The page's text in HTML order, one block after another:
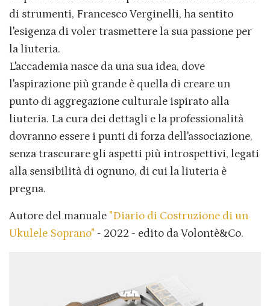
di strumenti, Francesco Verginelli, ha sentito
l'esigenza di voler trasmettere la sua passione per
la liuteria.
L'accademia nasce da una sua idea, dove
l'aspirazione più grande è quella di creare un
punto di aggregazione culturale ispirato alla
liuteria. La cura dei dettagli e la professionalità
dovranno essere i punti di forza dell'associazione,
senza trascurare gli aspetti più introspettivi, legati
alla sensibilità di ognuno, di cui la liuteria è
pregna.
Autore del manuale "Diario di Costruzione di un
Ukulele Soprano" - 2022 - edito da Volontè&Co.